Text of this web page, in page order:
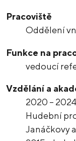
Pracoviště
Oddělení
Funkce na
vedoucí
Vzdělání a
2020 –
Hudební
Janáčkovy